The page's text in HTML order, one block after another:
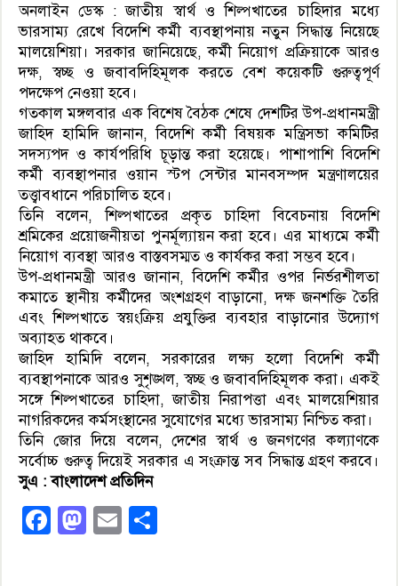
অনলাইন ডেস্ক : জাতীয় স্বার্থ ও শিল্পখাতের চাহিদার মধ্যে
ভারসাম্য রেখে বিদেশি কর্মী ব্যবস্থাপনায় নতুন সিদ্ধান্ত নিয়েছে
মালয়েশিয়া। সরকার জানিয়েছে, কর্মী নিয়োগ প্রক্রিয়াকে আরও
দক্ষ, স্বচ্ছ ও জবাবদিহিমূলক করতে বেশ কয়েকটি গুরুত্বপূর্ণ
পদক্ষেপ নেওয়া হবে।
গতকাল মঙ্গলবার এক বিশেষ বৈঠক শেষে দেশটির উপ-প্রধানমন্ত্রী
জাহিদ হামিদি জানান, বিদেশি কর্মী বিষয়ক মন্ত্রিসভা কমিটির
সদস্যপদ ও কার্যপরিধি চূড়ান্ত করা হয়েছে। পাশাপাশি বিদেশি
কর্মী ব্যবস্থাপনার ওয়ান স্টপ সেন্টার মানবসম্পদ মন্ত্রণালয়ের
তত্ত্বাবধানে পরিচালিত হবে।
তিনি বলেন, শিল্পখাতের প্রকৃত চাহিদা বিবেচনায় বিদেশি
শ্রমিকের প্রয়োজনীয়তা পুনর্মূল্যায়ন করা হবে। এর মাধ্যমে কর্মী
নিয়োগ ব্যবস্থা আরও বাস্তবসম্মত ও কার্যকর করা সম্ভব হবে।
উপ-প্রধানমন্ত্রী আরও জানান, বিদেশি কর্মীর ওপর নির্ভরশীলতা
কমাতে স্থানীয় কর্মীদের অংশগ্রহণ বাড়ানো, দক্ষ জনশক্তি তৈরি
এবং শিল্পখাতে স্বয়ংক্রিয় প্রযুক্তির ব্যবহার বাড়ানোর উদ্যোগ
অব্যাহত থাকবে।
জাহিদ হামিদি বলেন, সরকারের লক্ষ্য হলো বিদেশি কর্মী
ব্যবস্থাপনাকে আরও সুশৃঙ্খল, স্বচ্ছ ও জবাবদিহিমূলক করা। একই
সঙ্গে শিল্পখাতের চাহিদা, জাতীয় নিরাপত্তা এবং মালয়েশিয়ার
নাগরিকদের কর্মসংস্থানের সুযোগের মধ্যে ভারসাম্য নিশ্চিত করা।
তিনি জোর দিয়ে বলেন, দেশের স্বার্থ ও জনগণের কল্যাণকে
সর্বোচ্চ গুরুত্ব দিয়েই সরকার এ সংক্রান্ত সব সিদ্ধান্ত গ্রহণ করবে।
সুএ : বাংলাদেশ প্রতিদিন
Facebook
Mastodon
Email